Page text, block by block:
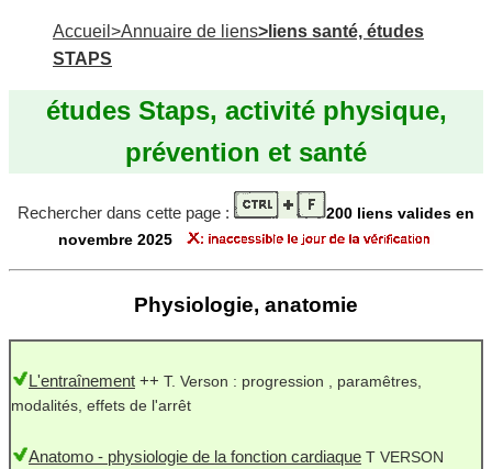
Accueil >Annuaire de liens>liens santé, études
STAPS
études Staps, activité physique,
prévention et santé
Rechercher dans cette page :
200 liens valides en
novembre 2025
Physiologie, anatomie
L'entraînement ++ T. Verson : progression , paramêtres,
modalités, effets de l'arrêt
Anatomo - physiologie de la fonction cardiaque T VERSON